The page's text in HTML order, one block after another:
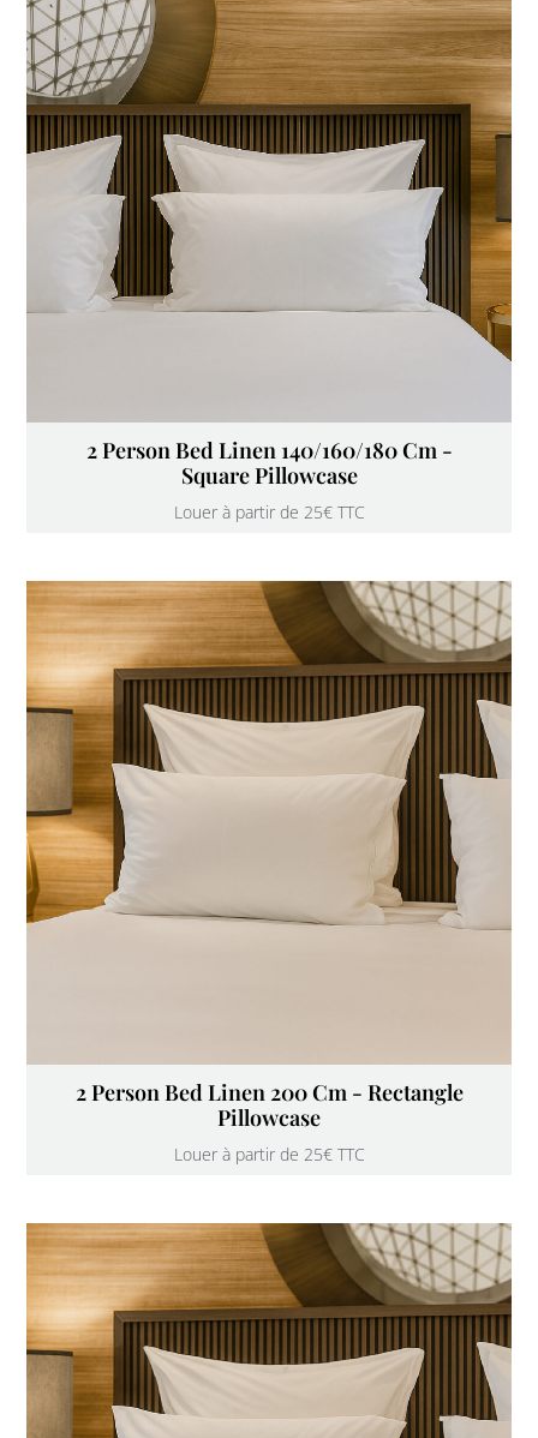
2 Person Bed Linen 140/160/180 Cm -
Square Pillowcase
Louer à partir de 25€ TTC
2 Person Bed Linen 200 Cm - Rectangle
Pillowcase
Louer à partir de 25€ TTC